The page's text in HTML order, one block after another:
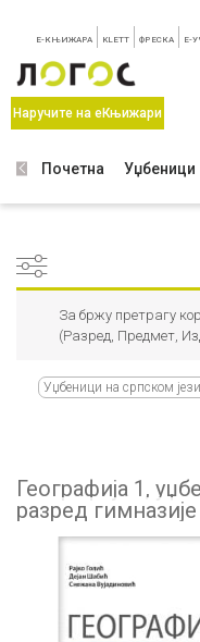
E-КЊИЖАРА KLETT ФРЕСКА E-
Наручите на еКњижари
Почетна Уџбеници
За бржу претрагу
(Разред, Предмет,
Уџбеници на српском
Географија 1,
разред гимназије